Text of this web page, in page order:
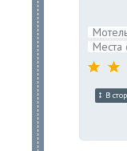
Места
В